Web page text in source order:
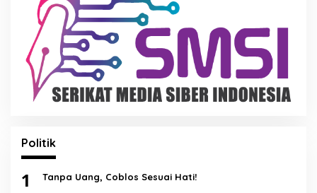
Politik
1 Tanpa Uang, Coblos Sesuai Hati!